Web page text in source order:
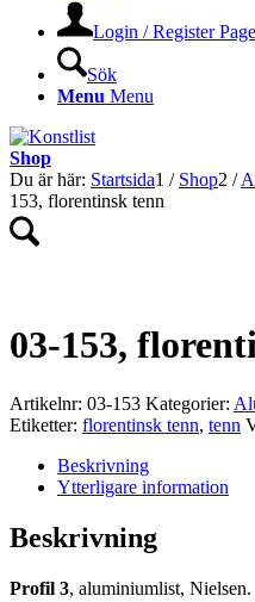
Login / Register
Sök
Menu Menu
Shop
Du är här: Startsida1 / Shop2 /
153, florentinsk tenn
03-153,
Artikelnr: 03-153 Kategorier:
Etiketter: florentinsk tenn, tenn
Beskrivning
Ytterligare information
Beskrivning
Profil 3, aluminiumlist, Nielsen.